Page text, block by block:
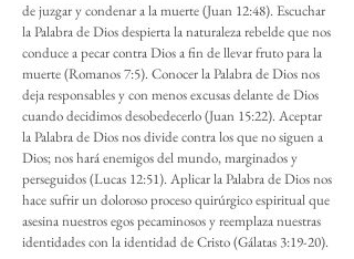
de juzgar y condenar a la muerte (Juan 12:48). Escuchar
la Palabra de Dios despierta la naturaleza rebelde que nos
conduce a pecar contra Dios a fin de llevar fruto para la
muerte (Romanos 7:5). Conocer la Palabra de Dios nos
deja responsables y con menos excusas delante de Dios
cuando decidimos desobedecerlo (Juan 15:22). Aceptar
la Palabra de Dios nos divide contra los que no siguen a
Dios; nos hará enemigos del mundo, marginados y
perseguidos (Lucas 12:51). Aplicar la Palabra de Dios nos
hace sufrir un doloroso proceso quirúrgico espiritual que
asesina nuestros egos pecaminosos y reemplaza nuestras
identidades con la identidad de Cristo (Gálatas 3:19-20).